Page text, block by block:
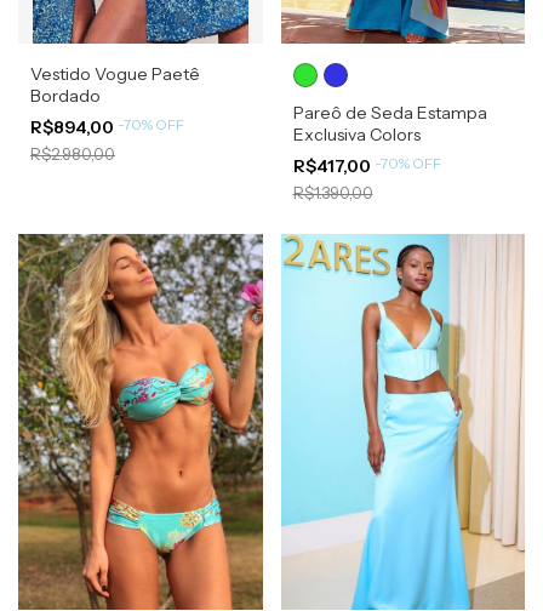
Vestido Vogue Paetê
Bordado
R$894,00 -70% OFF
R$2.980,00
Pareô de Seda Estampa
Exclusiva Colors
R$417,00 -70% OFF
R$1.390,00